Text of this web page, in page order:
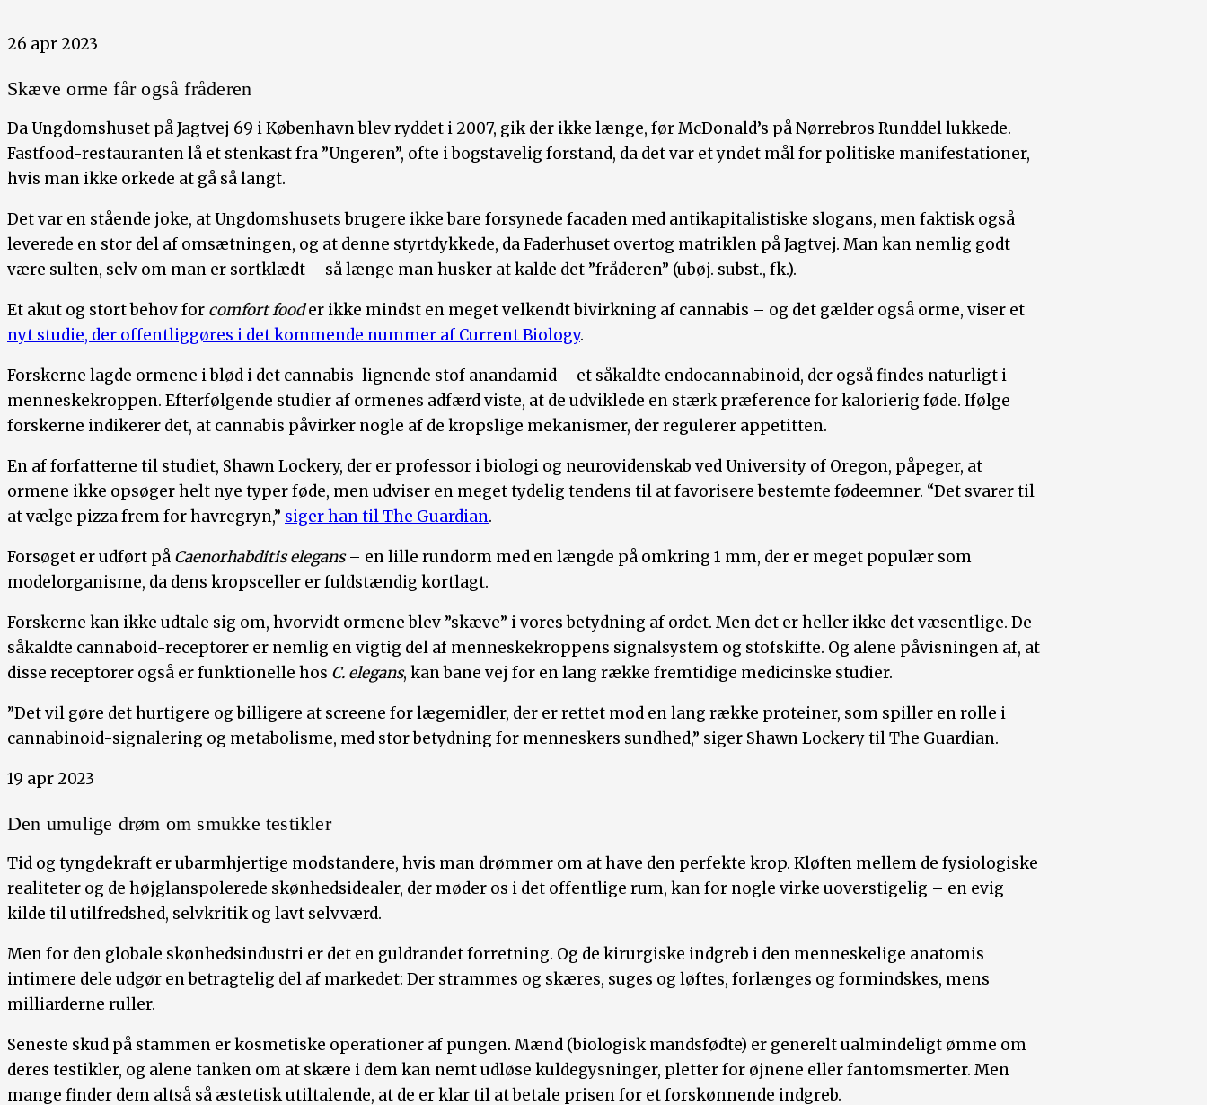
26 apr 2023
Skæve orme får også fråderen
Da Ungdomshuset på Jagtvej 69 i København blev ryddet i 2007, gik der ikke længe, før McDonald’s på Nørrebros Runddel lukkede.
Fastfood-restauranten lå et stenkast fra ”Ungeren”, ofte i bogstavelig forstand, da det var et yndet mål for politiske manifestationer,
hvis man ikke orkede at gå så langt.
Det var en stående joke, at Ungdomshusets brugere ikke bare forsynede facaden med antikapitalistiske slogans, men faktisk også
leverede en stor del af omsætningen, og at denne styrtdykkede, da Faderhuset overtog matriklen på Jagtvej. Man kan nemlig godt
være sulten, selv om man er sortklædt – så længe man husker at kalde det ”fråderen” (ubøj. subst., fk.).
Et akut og stort behov for comfort fooder ikke mindst en meget velkendt bivirkning af cannabis – og det gælder også orme, viser et
nyt studie, der offentliggøres i det kommende nummer af Current Biology.
Forskerne lagde ormene i blød i det cannabis-lignende stof anandamid – et såkaldte endocannabinoid, der også findes naturligt i
menneskekroppen. Efterfølgende studier af ormenes adfærd viste, at de udviklede en stærk præference for kalorierig føde. Ifølge
forskerne indikerer det, at cannabis påvirker nogle af de kropslige mekanismer, der regulerer appetitten.
En af forfatterne til studiet, Shawn Lockery, der er professor i biologi og neurovidenskab ved University of Oregon, påpeger, at
ormene ikke opsøger helt nye typer føde, men udviser en meget tydelig tendens til at favorisere bestemte fødeemner. “Det svarer til
at vælge pizza frem for havregryn,” siger han til The Guardian.
Forsøget er udført på Caenorhabditis elegans– en lille rundorm med en længde på omkring 1 mm, der er meget populær som
modelorganisme, da dens kropsceller er fuldstændig kortlagt.
Forskerne kan ikke udtale sig om, hvorvidt ormene blev ”skæve” i vores betydning af ordet. Men det er heller ikke det væsentlige. De
såkaldte cannaboid-receptorer er nemlig en vigtig del af menneskekroppens signalsystem og stofskifte. Og alene påvisningen af, at
disse receptorer også er funktionelle hos C. elegans, kan bane vej for en lang række fremtidige medicinske studier.
”Det vil gøre det hurtigere og billigere at screene for lægemidler, der er rettet mod en lang række proteiner, som spiller en rolle i
cannabinoid-signalering og metabolisme, med stor betydning for menneskers sundhed,” siger Shawn Lockery til The Guardian.
19 apr 2023
Den umulige drøm om smukke testikler
Tid og tyngdekraft er ubarmhjertige modstandere, hvis man drømmer om at have den perfekte krop. Kløften mellem de fysiologiske
realiteter og de højglanspolerede skønhedsidealer, der møder os i det offentlige rum, kan for nogle virke uoverstigelig – en evig
kilde til utilfredshed, selvkritik og lavt selvværd.
Men for den globale skønhedsindustri er det en guldrandet forretning. Og de kirurgiske indgreb i den menneskelige anatomis
intimere dele udgør en betragtelig del af markedet: Der strammes og skæres, suges og løftes, forlænges og formindskes, mens
milliarderne ruller.
Seneste skud på stammen er kosmetiske operationer af pungen. Mænd (biologisk mandsfødte) er generelt ualmindeligt ømme om
deres testikler, og alene tanken om at skære i dem kan nemt udløse kuldegysninger, pletter for øjnene eller fantomsmerter. Men
mange finder dem altså så æstetisk utiltalende, at de er klar til at betale prisen for et forskønnende indgreb.